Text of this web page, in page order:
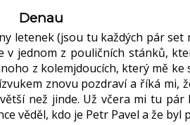
Denau
letenek (jsou tu každých pár
jednom z pouličních stánků,
z kolemjdoucích, který mě ke
znovu pozdraví a říká mi,
než jinde. Už včera mi tu
věděl, kdo je Petr Pavel a že byl